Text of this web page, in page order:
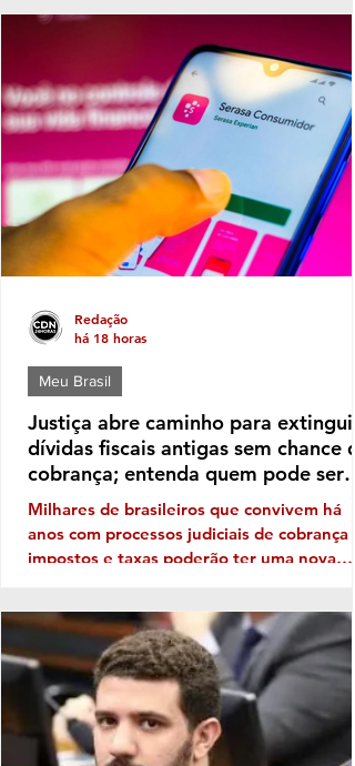
esquema de fraudes em descontos ilegais
pensionistas do Instituto Nacional do
Social (INSS). A ofensiva foi autorizada pelo
ministro André Mendonça, do Supremo
Tribunal Federal (STF), e incluiu o
cumprimento de mandados de busca e
apreensão para aprofundar as
Justiça abre caminho para extinguir
dívidas fiscais antigas sem chance
cobrança; entenda quem pode ser
beneficiado
Milhares de brasileiros que convivem há
anos com processos judiciais de cobrança
impostos e taxas poderão ter uma nova
Nacional de Justiça (CNJ) autoriza os
tribunais a extinguir execuções fiscais
antigas que permanecem sem qualquer
perspectiva de recuperação dos valores. A
medida, no entanto, não significa um
generalizado das dívidas. Ela vale apenas
para processos específicos e depende de
Meu Brasil
Redação
há 18 horas